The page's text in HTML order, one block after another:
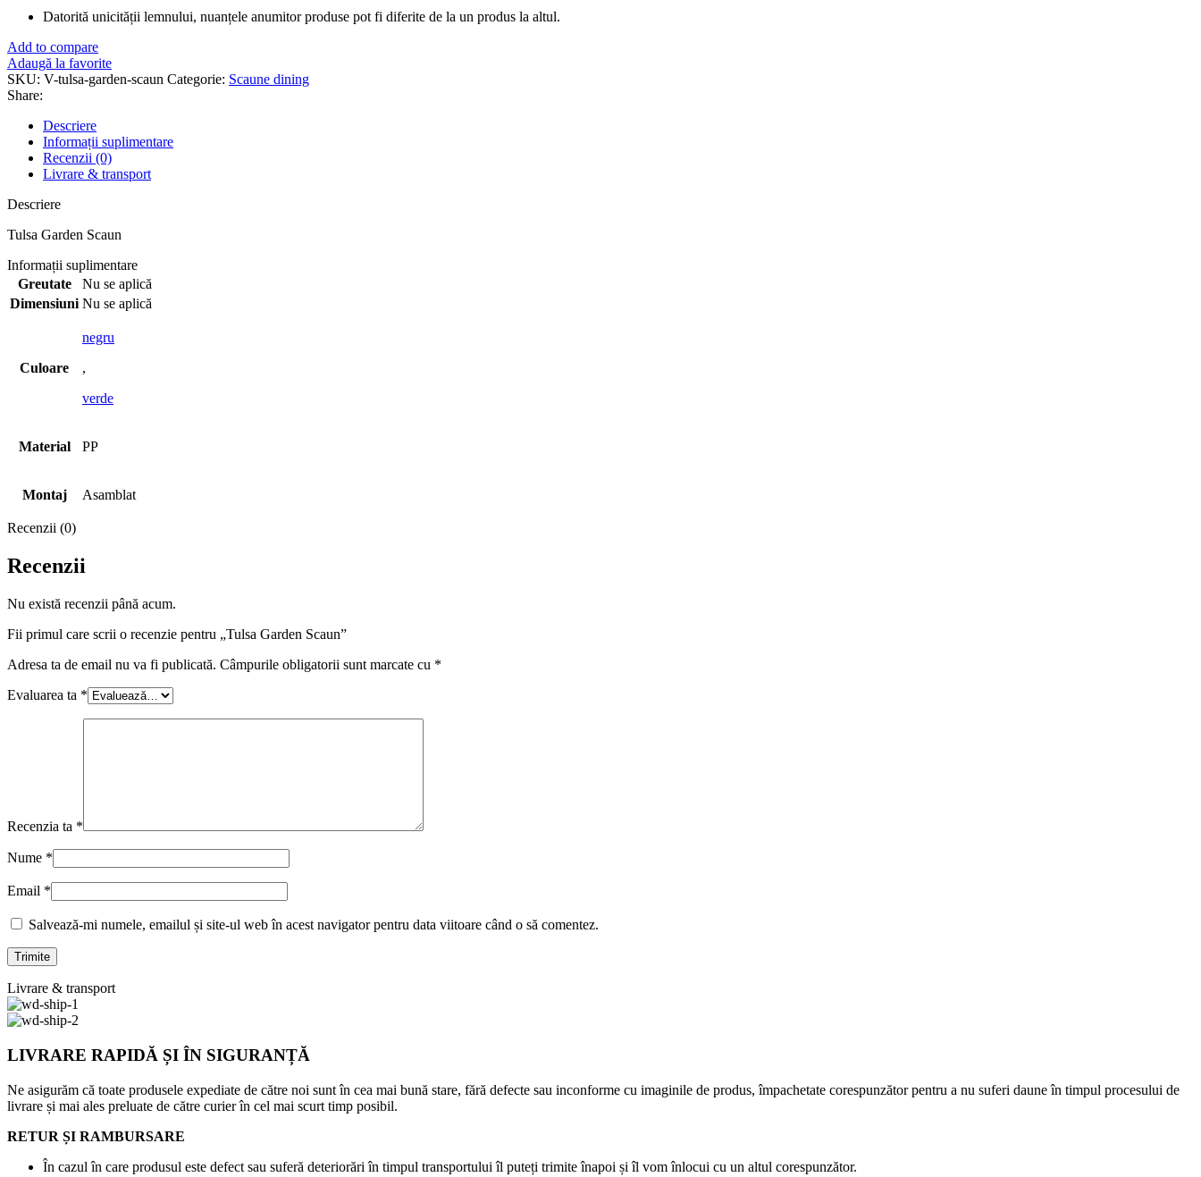
Datorită unicității lemnului, nuanțele anumitor produse pot fi diferite de la un produs la altul.
Add to compare
Adaugă la favorite
SKU: V-tulsa-garden-scaun Categorie: Scaune dining
Share:
Descriere
Informații suplimentare
Recenzii (0)
Livrare & transport
Descriere
Tulsa Garden Scaun
Informații suplimentare
Greutate
Nu se aplică
Dimensiuni Nu se aplică
Culoare
negru
,
verde
Material PP
Montaj Asamblat
Recenzii (0)
Recenzii
Nu există recenzii până acum.
Fii primul care scrii o recenzie pentru „Tulsa Garden Scaun”
Adresa ta de email nu va fi publicată. Câmpurile obligatorii sunt marcate cu *
Evaluarea ta *
Recenzia ta *
Nume *
Email *
Salvează-mi numele, emailul și site-ul web în acest navigator pentru data viitoare când o să comentez.
Livrare & transport
LIVRARE RAPIDĂ ȘI ÎN SIGURANȚĂ
Ne asigurăm că toate produsele expediate de către noi sunt în cea mai bună stare, fără defecte sau inconforme cu imaginile de produs, împachetate corespunzător pentru a nu suferi daune în timpul procesului de
livrare și mai ales preluate de către curier în cel mai scurt timp posibil.
RETUR ȘI RAMBURSARE
În cazul în care produsul este defect sau suferă deteriorări în timpul transportului îl puteți trimite înapoi și îl vom înlocui cu un altul corespunzător.